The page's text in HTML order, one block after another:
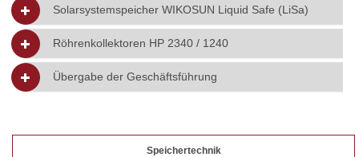
Solarsystemspeicher WIKOSUN Liquid Safe (LiSa)
Röhrenkollektoren HP 2340 / 1240
Übergabe der Geschäftsführung
Speichertechnik